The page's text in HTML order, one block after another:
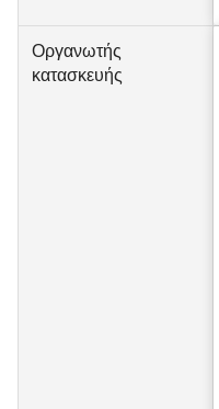
Οργανωτής
κατασκευής